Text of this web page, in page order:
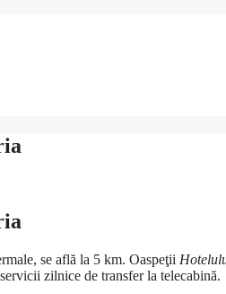
se află la 5 km. Oaspeţii
zilnice de transfer la telecabină.